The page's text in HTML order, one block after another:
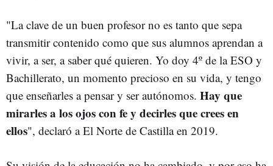
"La clave de un buen profesor no es tanto que sepa
transmitir contenido como que sus alumnos aprendan a
vivir, a ser, a saber qué quieren. Yo doy 4º de la ESO y
Bachillerato, un momento precioso en su vida, y tengo
que enseñarles a pensar y ser autónomos. Hay que
mirarles a los ojos con fe y decirles que crees en
ellos", declaró a El Norte de Castilla en 2019.